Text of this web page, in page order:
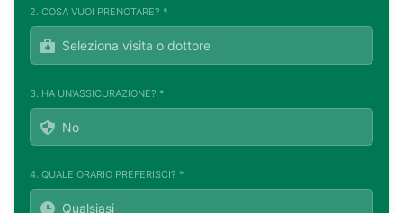
2. COSA VUOI PRENOTARE? *
3. HA UN'ASSICURAZIONE? *
4. QUALE ORARIO PREFERISCI? *